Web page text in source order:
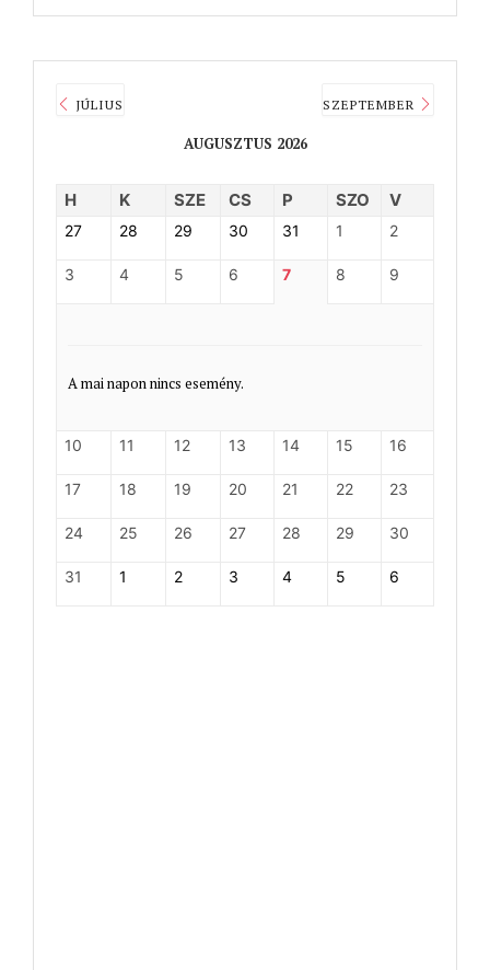
JÚLIUS
AUGUSZTUS 2026
SZEPTEMBER
H K SZE CS P SZO V
27 28 29 30 31 1 2
3 4 5 6 7 8 9
A mai napon nincs esemény.
10 11 12 13 14 15 16
17 18 19 20 21 22 23
24 25 26 27 28 29 30
31 1 2 3 4 5 6